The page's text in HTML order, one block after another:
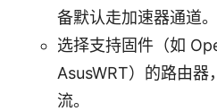
备默认走加速器通道。
选择支持固件（如
AsusWRT）的路由器
流。